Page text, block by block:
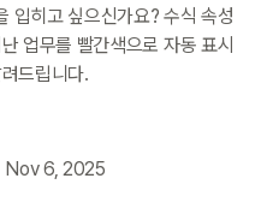
입히고 싶으신가요? 수식 속성
업무를 빨간색으로 자동 표시
드립니다.
Nov 6, 2025